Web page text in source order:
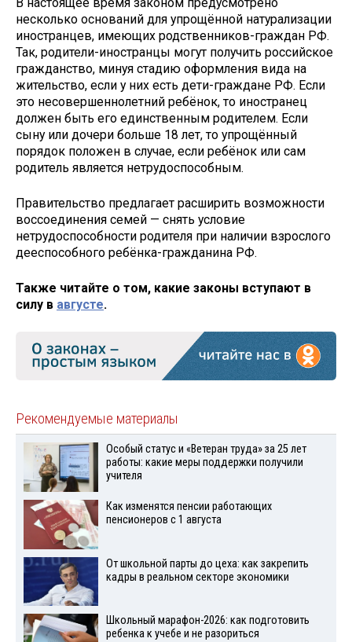
несколько оснований для упрощённой натурализации
иностранцев, имеющих родственников-граждан РФ.
Так, родители-иностранцы могут получить российское
гражданство, минуя стадию оформления вида на
жительство, если у них есть дети-граждане РФ. Если
это несовершеннолетний ребёнок, то иностранец
должен быть его единственным родителем. Если
сыну или дочери больше 18 лет, то упрощённый
порядок положен в случае, если ребёнок или сам
родитель является нетрудоспособным.
Правительство предлагает расширить возможности
воссоединения семей — снять условие
нетрудоспособности родителя при наличии взрослого
дееспособного ребёнка-гражданина РФ.
Также читайте о том, какие законы вступают в
силу в августе.
Рекомендуемые материалы
Особый статус и «Ветеран труда» за 25 лет
работы: какие меры поддержки получили
учителя
Как изменятся пенсии работающих
пенсионеров с 1 августа
От школьной парты до цеха: как закрепить
кадры в реальном секторе экономики
Школьный марафон-2026: как подготовить
ребенка к учебе и не разориться